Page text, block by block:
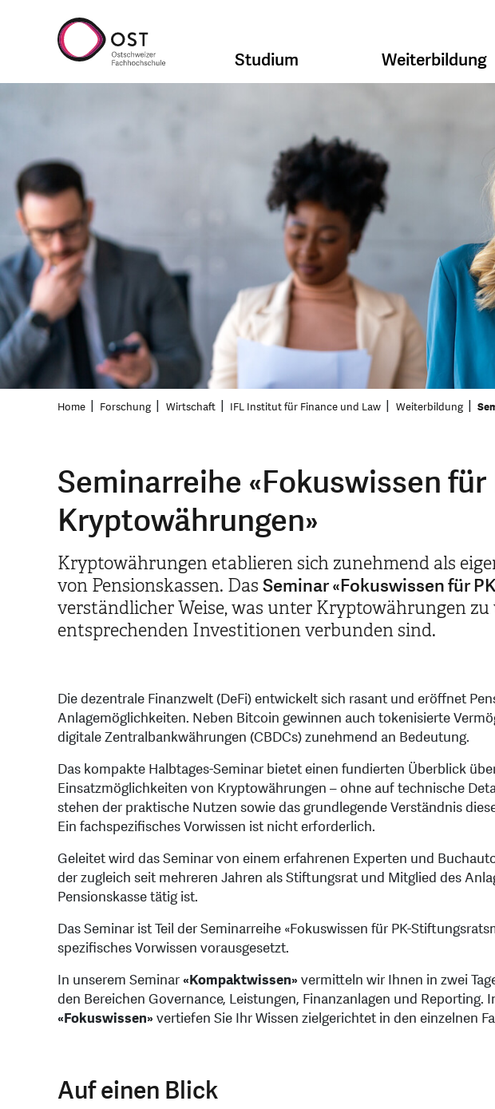
Studium Weiterbildung
Home Forschung Wirtschaft IFL Institut für Finance und Law Weiterbildung
Seminarreihe «Fokuswissen
Kryptowährungen»
Kryptowährungen etablieren sich zunehmend als
von Pensionskassen. Das Seminar «Fokuswissen für
verständlicher Weise, was unter Kryptowährungen
entsprechenden Investitionen verbunden sind.
Die dezentrale Finanzwelt (DeFi) entwickelt sich rasant und eröffnet
Anlagemöglichkeiten. Neben Bitcoin gewinnen auch tokenisierte
digitale Zentralbankwährungen (CBDCs) zunehmend an Bedeutung.
Das kompakte Halbtages-Seminar bietet einen fundierten Überblick
Einsatzmöglichkeiten von Kryptowährungen – ohne auf technische
stehen der praktische Nutzen sowie das grundlegende Verständnis
Ein fachspezifisches Vorwissen ist nicht erforderlich.
Geleitet wird das Seminar von einem erfahrenen Experten und
der zugleich seit mehreren Jahren als Stiftungsrat und Mitglied des
Pensionskasse tätig ist.
Das Seminar ist Teil der Seminarreihe «Fokuswissen für PK-
spezifisches Vorwissen vorausgesetzt.
In unserem Seminar«Kompaktwissen»vermitteln wir Ihnen in zwei
den Bereichen Governance, Leistungen, Finanzanlagen und Reporting.
«Fokuswissen»vertiefen Sie Ihr Wissen zielgerichtet in den einzelnen
Auf einen Blick